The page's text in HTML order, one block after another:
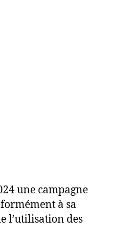
une campagne
à sa
l’utilisation des